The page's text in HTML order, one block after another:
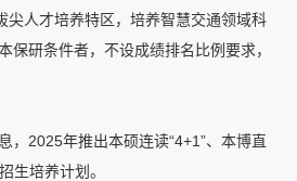
尖人才培养特区，培养智慧交通领域科
保研条件者，不设成绩排名比例要求，
，2025年推出本硕连读“4+1”、本博直
生培养计划。